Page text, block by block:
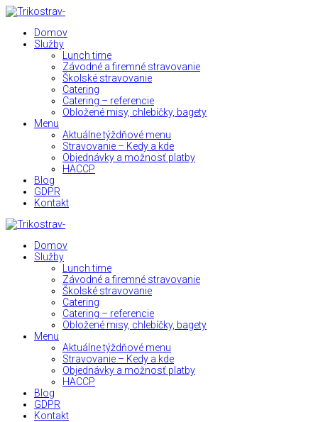
Domov
Služby
Lunch time
Závodné a firemné stravovanie
Školské stravovanie
Catering
Catering – referencie
Obložené misy, chlebíčky, bagety
Menu
Aktuálne týždňové menu
Stravovanie – Kedy a kde
Objednávky a možnosť platby
HACCP
Blog
GDPR
Kontakt
Domov
Služby
Lunch time
Závodné a firemné stravovanie
Školské stravovanie
Catering
Catering – referencie
Obložené misy, chlebíčky, bagety
Menu
Aktuálne týždňové menu
Stravovanie – Kedy a kde
Objednávky a možnosť platby
HACCP
Blog
GDPR
Kontakt